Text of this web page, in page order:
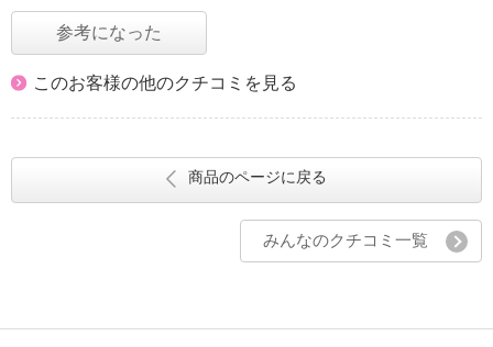
参考になった
このお客様の他のクチコミを見る
商品のページに戻る
みんなのクチコミ一覧